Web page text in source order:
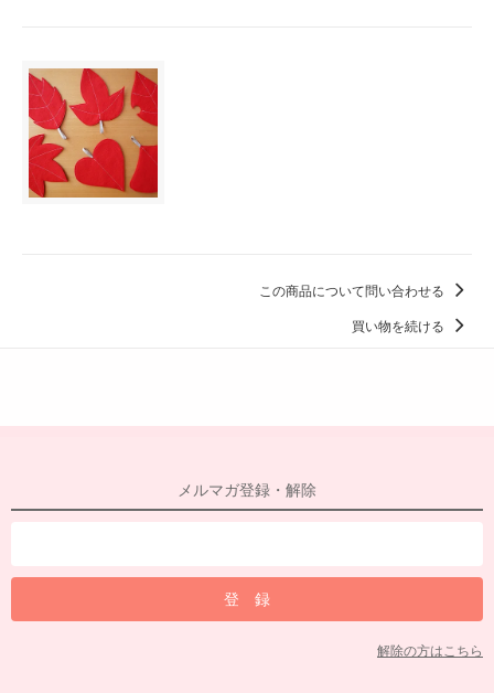
この商品について問い合わせる
買い物を続ける
メルマガ登録・解除
解除の方はこちら